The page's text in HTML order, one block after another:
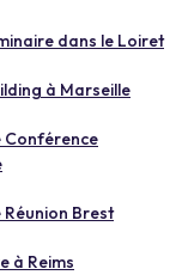
dans le Loiret
à Marseille
Conférence
Réunion Brest
à Reims